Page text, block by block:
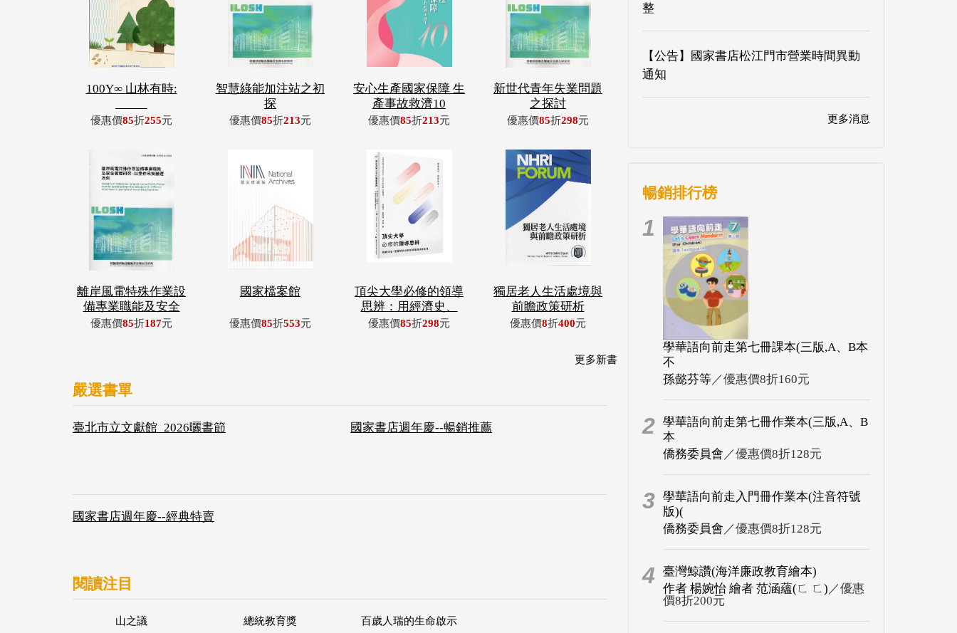
100Y∞ 山林有時:
優惠價85折255元
智慧綠能加注站之初
探
優惠價85折213元
安心生產國家保障 生
產事故救濟10
優惠價85折213元
新世代青年失業問題
之探討
優惠價85折298元
離岸風電特殊作業設
備專業職能及安全
優惠價85折187元
國家檔案館
優惠價85折553元
頂尖大學必修的領導
思辨：用經濟史、
優惠價85折298元
獨居老人生活處境與
前瞻政策研析
優惠價8折400元
更多新書
嚴選書單
臺北市立文獻館_2026曬書節 國家書店週年慶--暢銷推薦
國家書店週年慶--經典特賣
閱讀注目
山之議 總統教育獎 百歲人瑞的生命啟示
整
【公告】國家書店松江門市營業時間異動
通知
更多消息
暢銷排行榜
1
學華語向前走第七冊課本(三版,A、B本
不
孫懿芬等／優惠價8折160元
2 學華語向前走第七冊作業本(三版,A、B
本
僑務委員會 ／優惠價8折128元
3 學華語向前走入門冊作業本(注音符號
版)(
僑務委員會 ／優惠價8折128元
4
臺灣鯨讚(海洋廉政教育繪本)
作者 楊婉怡 繪者 范涵蘊(ㄈ ㄈ) ／優惠
價8折200元